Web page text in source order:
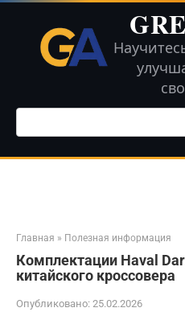
Перейти
контенту
Поиск:
Главная » Полезная информация
Комплектации Haval
китайского кроссовера
Опубликовано: 25.02.2026